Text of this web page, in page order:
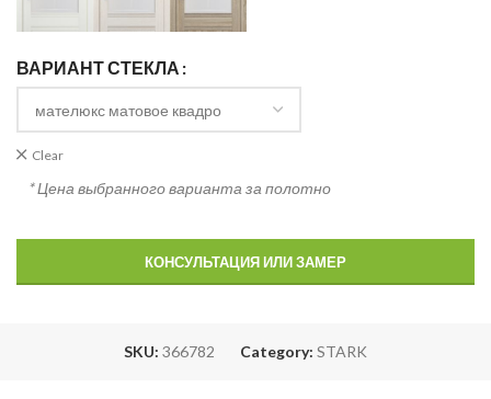
ВАРИАНТ СТЕКЛА
Clear
* Цена выбранного варианта за полотно
КОНСУЛЬТАЦИЯ ИЛИ ЗАМЕР
SKU: 366782 Category: STARK